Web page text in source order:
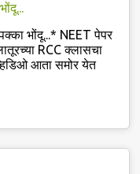
भोंदू...* NEET पेपर
RCC क्लासचा
आता समोर येत